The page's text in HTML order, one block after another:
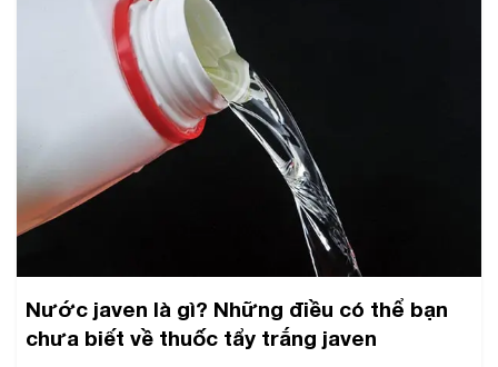
Nước javen là gì? Những điều có thể bạn
chưa biết về thuốc tẩy trắng javen